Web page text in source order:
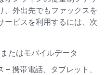
、外出先でもファックスを
ービスを利用するには、次
たはモバイルデータ
– 携帯電話、タブレット、